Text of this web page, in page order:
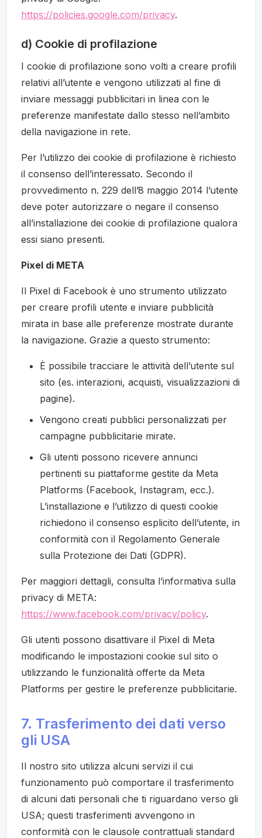
https://policies.google.com/privacy.
d) Cookie di profilazione
I cookie di profilazione sono volti a creare profili
relativi all’utente e vengono utilizzati al fine di
inviare messaggi pubblicitari in linea con le
preferenze manifestate dallo stesso nell’ambito
della navigazione in rete.
Per l’utilizzo dei cookie di profilazione è richiesto
il consenso dell’interessato. Secondo il
provvedimento n. 229 dell’8 maggio 2014 l’utente
deve poter autorizzare o negare il consenso
all’installazione dei cookie di profilazione qualora
essi siano presenti.
Pixel di META
Il Pixel di Facebook è uno strumento utilizzato
per creare profili utente e inviare pubblicità
mirata in base alle preferenze mostrate durante
la navigazione. Grazie a questo strumento:
È possibile tracciare le attività dell’utente sul
sito (es. interazioni, acquisti, visualizzazioni di
pagine).
Vengono creati pubblici personalizzati per
campagne pubblicitarie mirate.
Gli utenti possono ricevere annunci
pertinenti su piattaforme gestite da Meta
Platforms (Facebook, Instagram, ecc.).
L’installazione e l’utilizzo di questi cookie
richiedono il consenso esplicito dell’utente, in
conformità con il Regolamento Generale
sulla Protezione dei Dati (GDPR).
Per maggiori dettagli, consulta l’informativa sulla
privacy di META:
https://www.facebook.com/privacy/policy.
Gli utenti possono disattivare il Pixel di Meta
modificando le impostazioni cookie sul sito o
utilizzando le funzionalità offerte da Meta
Platforms per gestire le preferenze pubblicitarie.
7. Trasferimento dei dati verso
gli USA
Il nostro sito utilizza alcuni servizi il cui
funzionamento può comportare il trasferimento
di alcuni dati personali che ti riguardano verso gli
USA; questi trasferimenti avvengono in
conformità con le clausole contrattuali standard